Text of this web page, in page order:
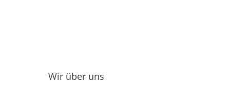
Wir über uns